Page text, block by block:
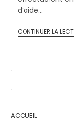
d’aide…
CONTINUER LA
ACCUEIL